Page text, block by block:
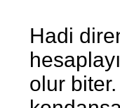
Hadi
olur